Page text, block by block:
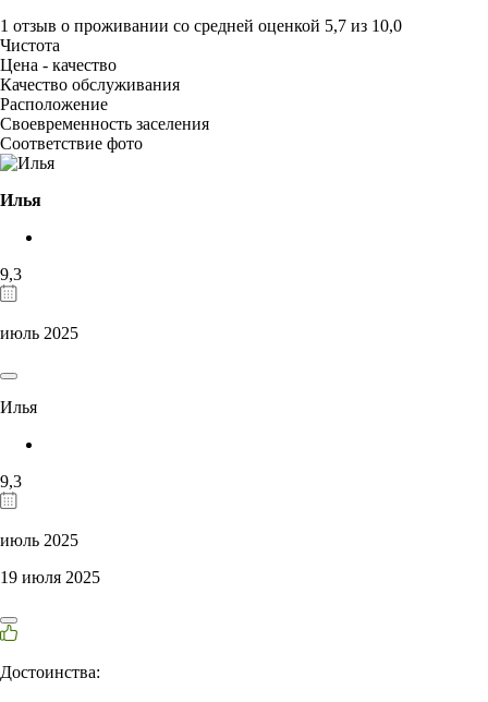
1 отзыв о проживании со средней оценкой 5,7 из 10,0
Чистота
Цена - качество
Качество обслуживания
Расположение
Своевременность заселения
Соответствие фото
Илья
9,3
июль 2025
Илья
9,3
июль 2025
19 июля 2025
Достоинства: